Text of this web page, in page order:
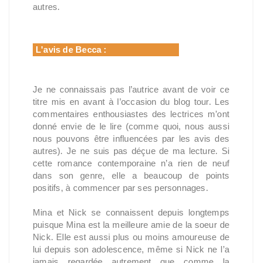
autres.
L'avis de Becca :
Je ne connaissais pas l’autrice avant de voir ce
titre mis en avant à l’occasion du blog tour. Les
commentaires enthousiastes des lectrices m’ont
donné envie de le lire (comme quoi, nous aussi
nous pouvons être influencées par les avis des
autres). Je ne suis pas déçue de ma lecture. Si
cette romance contemporaine n’a rien de neuf
dans son genre, elle a beaucoup de points
positifs, à commencer par ses personnages.
Mina et Nick se connaissent depuis longtemps
puisque Mina est la meilleure amie de la soeur de
Nick. Elle est aussi plus ou moins amoureuse de
lui depuis son adolescence, même si Nick ne l’a